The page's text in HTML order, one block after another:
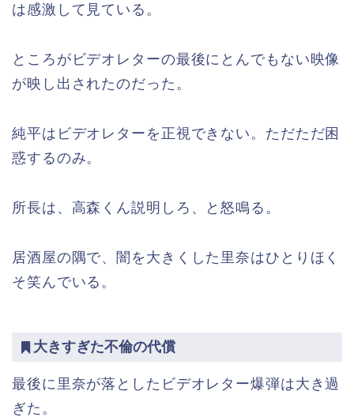
は感激して見ている。
ところがビデオレターの最後にとんでもない映像
が映し出されたのだった。
純平はビデオレターを正視できない。ただただ困
惑するのみ。
所長は、高森くん説明しろ、と怒鳴る。
居酒屋の隅で、闇を大きくした里奈はひとりほく
そ笑んでいる。
大きすぎた不倫の代償
最後に里奈が落としたビデオレター爆弾は大き過
ぎた。